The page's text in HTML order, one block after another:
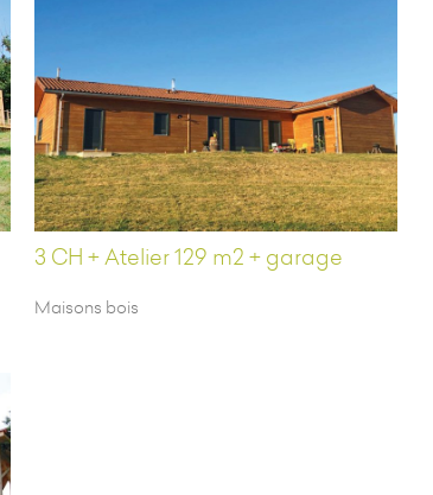
3 CH + Atelier 129 m2 + garage
Maisons bois